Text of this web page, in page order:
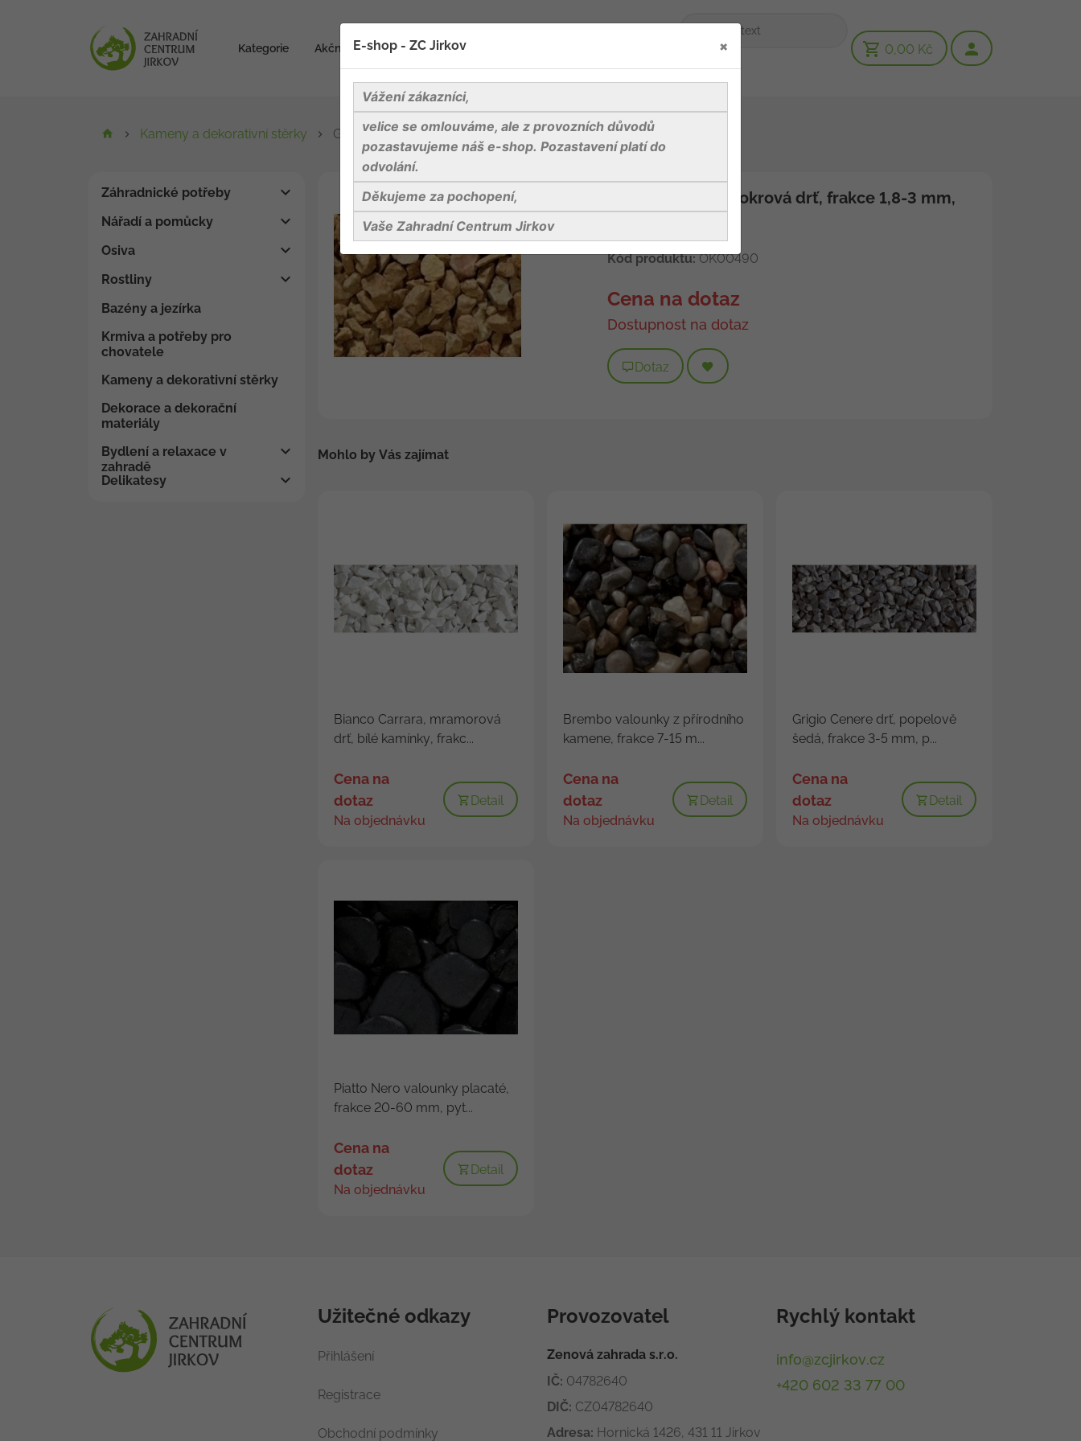
Kategorie Akční zboží Blog Kontakty 0,00 Kč
Kameny a dekorativní stěrky Giallo Mori, žlutá okrová drť, frakce 1,8-3 mm, pytel 25 kg
Záhradnické potřeby
Nářadí a pomůcky
Osiva
Rostliny
Bazény a jezírka
Krmiva a potřeby pro
chovatele
Kameny a dekorativní stěrky
Dekorace a dekorační
materiály
Bydlení a relaxace v
zahradě
Delikatesy
Giallo Mori, žlutá okrová drť, frakce 1,8-3 mm,
pytel 25 kg
Kód produktu:OK00490
Cena na dotaz
Dostupnost na dotaz
Dotaz
Mohlo by Vás zajímat
Bianco Carrara, mramorová
drť, bílé kamínky, frakc...
Cena na
dotaz
Na objednávku
Detail
Brembo valounky z přírodního
kamene, frakce 7-15 m...
Cena na
dotaz
Na objednávku
Detail
Grigio Cenere drť, popelově
šedá, frakce 3-5 mm, p...
Cena na
dotaz
Na objednávku
Detail
Piatto Nero valounky placaté,
frakce 20-60 mm, pyt...
Cena na
dotaz
Na objednávku
Detail
Užitečné odkazy
Přihlášení
Registrace
Obchodní podmínky
Provozovatel
Zenová zahrada s.r.o.
IČ: 04782640
DIČ: CZ04782640
Adresa: Hornická 1426, 431 11 Jirkov
Rychlý kontakt
info@zcjirkov.cz
+420 602 33 77 00
E-shop - ZC Jirkov ×
Vážení zákazníci,
velice se omlouváme, ale z provozních důvodů
pozastavujeme náš e-shop. Pozastavení platí do
odvolání.
Děkujeme za pochopení,
Vaše Zahradní Centrum Jirkov